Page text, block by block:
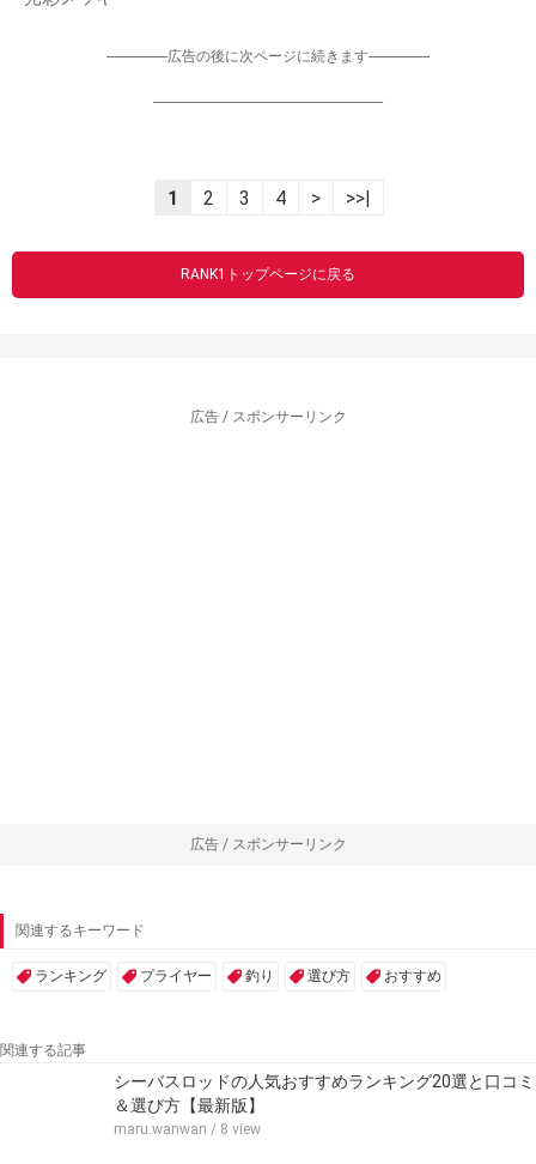
-----------------広告の後に次ページに続きます-----------------
----------------------------------------------------------------
1 2 3 4 > >>|
RANK1トップページに戻る
広告 / スポンサーリンク
広告 / スポンサーリンク
関連するキーワード
ランキング プライヤー 釣り 選び方 おすすめ
関連する記事
シーバスロッドの人気おすすめランキング20選と口コミ
＆選び方【最新版】
maru.wanwan / 8 view